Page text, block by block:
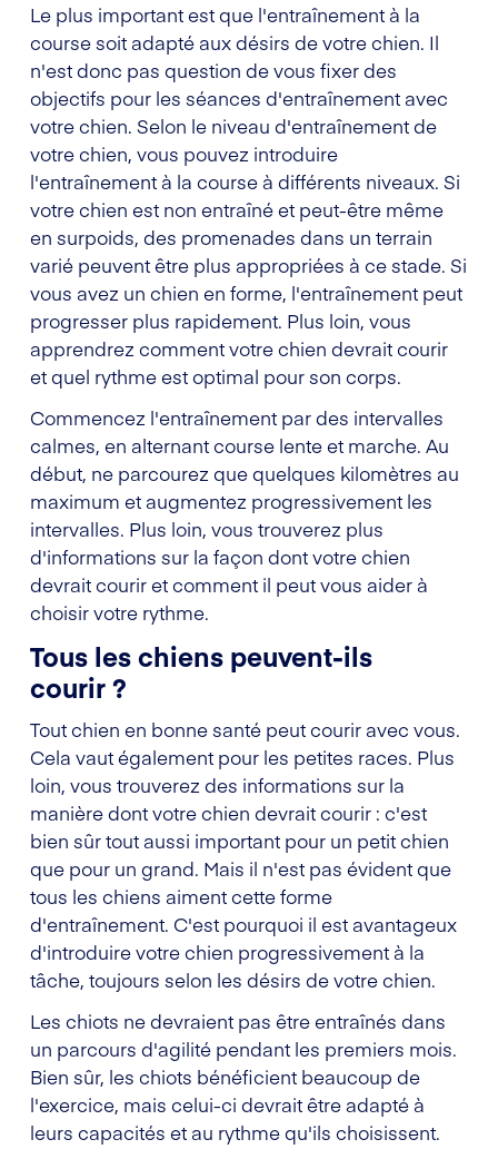
Le plus important est que l'entraînement à la
course soit adapté aux désirs de votre chien. Il
n'est donc pas question de vous fixer des
objectifs pour les séances d'entraînement avec
votre chien. Selon le niveau d'entraînement de
votre chien, vous pouvez introduire
l'entraînement à la course à différents niveaux. Si
votre chien est non entraîné et peut-être même
en surpoids, des promenades dans un terrain
varié peuvent être plus appropriées à ce stade. Si
vous avez un chien en forme, l'entraînement peut
progresser plus rapidement. Plus loin, vous
apprendrez comment votre chien devrait courir
et quel rythme est optimal pour son corps.
Commencez l'entraînement par des intervalles
calmes, en alternant course lente et marche. Au
début, ne parcourez que quelques kilomètres au
maximum et augmentez progressivement les
intervalles. Plus loin, vous trouverez plus
d'informations sur la façon dont votre chien
devrait courir et comment il peut vous aider à
choisir votre rythme.
Tous les chiens peuvent-ils
courir ?
Tout chien en bonne santé peut courir avec vous.
Cela vaut également pour les petites races. Plus
loin, vous trouverez des informations sur la
manière dont votre chien devrait courir : c'est
bien sûr tout aussi important pour un petit chien
que pour un grand. Mais il n'est pas évident que
tous les chiens aiment cette forme
d'entraînement. C'est pourquoi il est avantageux
d'introduire votre chien progressivement à la
tâche, toujours selon les désirs de votre chien.
Les chiots ne devraient pas être entraînés dans
un parcours d'agilité pendant les premiers mois.
Bien sûr, les chiots bénéficient beaucoup de
l'exercice, mais celui-ci devrait être adapté à
leurs capacités et au rythme qu'ils choisissent.